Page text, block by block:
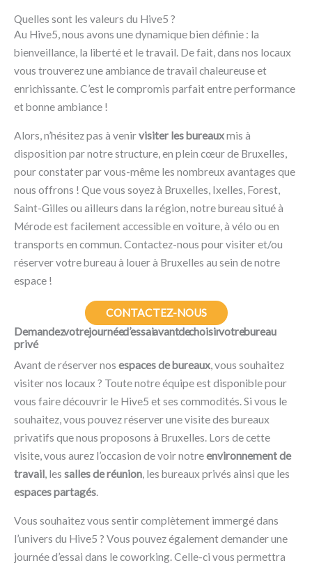
Quelles sont les valeurs du Hive5 ?
Au Hive5, nous avons une dynamique bien définie : la
bienveillance, la liberté et le travail. De fait, dans nos locaux
vous trouverez une ambiance de travail chaleureuse et
enrichissante. C’est le compromis parfait entre performance
et bonne ambiance !
Alors, n’hésitez pas à venirvisiter les bureauxmis à
disposition par notre structure, en plein cœur de Bruxelles,
pour constater par vous-même les nombreux avantages que
nous offrons ! Que vous soyez à Bruxelles, Ixelles, Forest,
Saint-Gilles ou ailleurs dans la région, notre bureau situé à
Mérode est facilement accessible en voiture, à vélo ou en
transports en commun. Contactez-nous pour visiter et/ou
réserver votre bureau à louer à Bruxelles au sein de notre
espace !
CONTACTEZ-NOUS
Demandez votre journée d’essai avant de choisir votre bureau
privé
Avant de réserver nos espaces de bureaux, vous souhaitez
visiter nos locaux ? Toute notre équipe est disponible pour
vous faire découvrir le Hive5 et ses commodités. Si vous le
souhaitez, vous pouvez réserver une visite des bureaux
privatifs que nous proposons à Bruxelles. Lors de cette
visite, vous aurez l’occasion de voir notreenvironnement de
travail, les salles de réunion, les bureaux privés ainsi que les
espaces partagés.
Vous souhaitez vous sentir complètement immergé dans
l’univers du Hive5 ? Vous pouvez également demander une
journée d’essai dans le coworking. Celle-ci vous permettra